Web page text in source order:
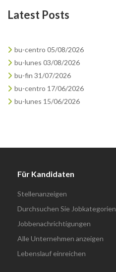
Latest Posts
bu-centro 05/08/2026
bu-lunes 03/08/2026
bu-fin 31/07/2026
bu-centro 17/06/2026
bu-lunes 15/06/2026
Für Kandidaten
Stellenanzeigen
Durchsuchen Sie Jobkategorien
Jobbenachrichtigungen
Alle Unternehmen anzeigen
Lebenslauf einreichen